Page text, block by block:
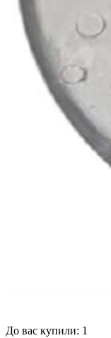
До вас купили: 1